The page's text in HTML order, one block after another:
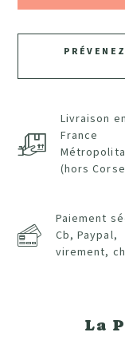
Livraison en
France
(hors
Paiement
Cb, Paypal,
virement,
La